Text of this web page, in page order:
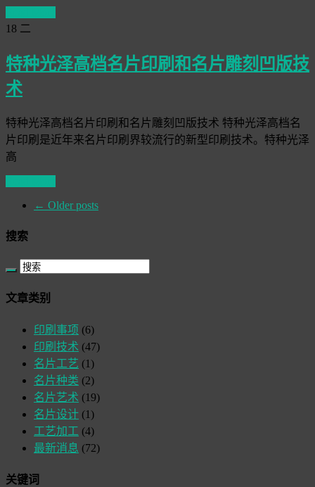
18 二
特种光泽高档名片印刷和名片雕刻凹版技
术
特种光泽高档名片印刷和名片雕刻凹版技术 特种光泽高档名
片印刷是近年来名片印刷界较流行的新型印刷技术。特种光泽
高
← Older posts
搜索
文章类别
印刷事项 (6)
印刷技术 (47)
名片工艺 (1)
名片种类 (2)
名片艺术 (19)
名片设计 (1)
工艺加工 (4)
最新消息 (72)
关键词